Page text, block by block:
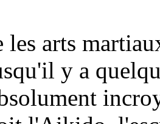
les arts
y a